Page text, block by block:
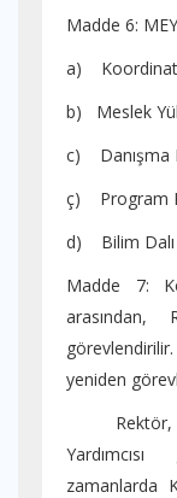
Madde 6:
a)
b) Meslek
c) Danışma
ç) Program
d) Bilim Dalı
Madde 7:
yeniden
Rektör,
zamanlarda